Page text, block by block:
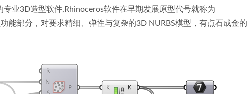
业3D造型软件,Rhinoceros软件在早期发展原型代号就称为
能部分，对要求精细、弹性与复杂的3D NURBS模型，有点石成金的
破解版下载地址附注册机和安装教程 2020-04-04